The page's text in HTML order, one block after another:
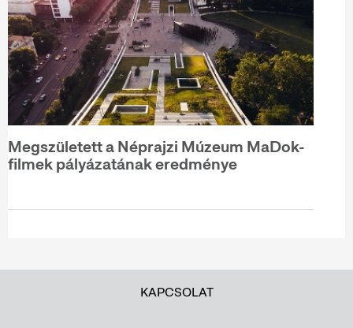
Megszületett a Néprajzi Múzeum MaDok-
filmek pályázatának eredménye
KAPCSOLAT